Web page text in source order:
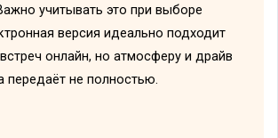
учитывать это при выборе
версия идеально подходит
онлайн, но атмосферу и драйв
передаёт не полностью.